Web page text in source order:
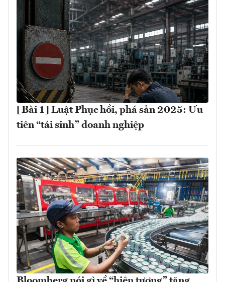
[Bài 1] Luật Phục hồi, phá sản 2025: Ưu
tiên “tái sinh” doanh nghiệp